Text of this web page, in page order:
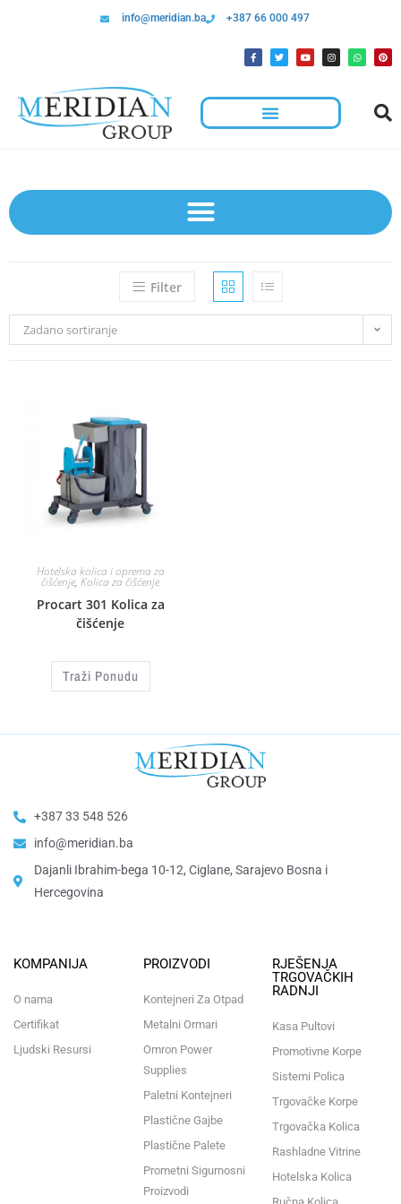
info@meridian.ba +387 66 000 497
Filter
Zadano sortiranje
Hotelska kolica i oprema za
čišćenje, Kolica za čišćenje
Procart 301 Kolica za
čišćenje
Traži Ponudu
+387 33 548 526
info@meridian.ba
Dajanli Ibrahim-bega 10-12, Ciglane, Sarajevo Bosna i
Hercegovina​
KOMPANIJA
O nama
Certifikat
Ljudski Resursi
PROIZVODI
Kontejneri Za Otpad
Metalni Ormari
Omron Power
Supplies
Paletni Kontejneri
Plastične Gajbe
Plastične Palete
Prometni Sigurnosni
Proizvodi
RJEŠENJA
TRGOVAČKIH
RADNJI
Kasa Pultovi
Promotivne Korpe
Sistemi Polica
Trgovačke Korpe
Trgovačka Kolica
Rashladne Vitrine
Hotelska Kolica